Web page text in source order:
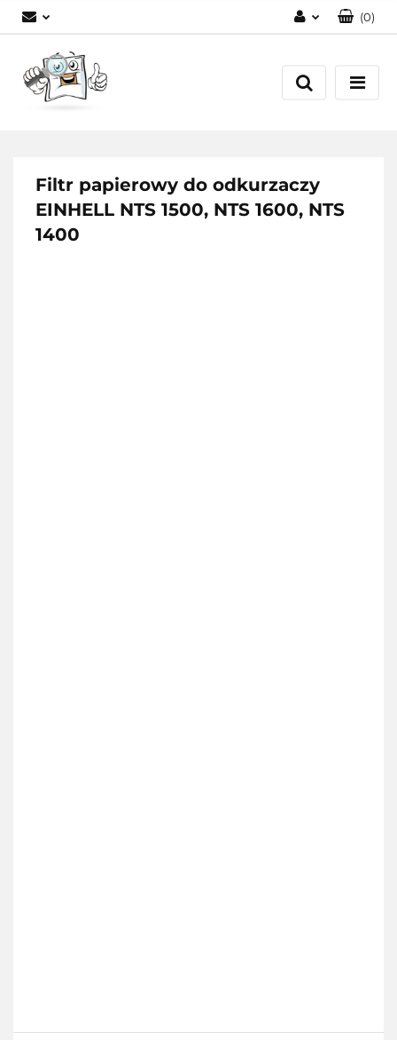
Zarejestruj się
(0)
Filtr papierowy do odkurzaczy
EINHELL NTS 1500, NTS 1600, NTS
1400